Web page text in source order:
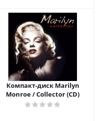
Компакт-диск Marilyn
Monroe / Collector (CD)